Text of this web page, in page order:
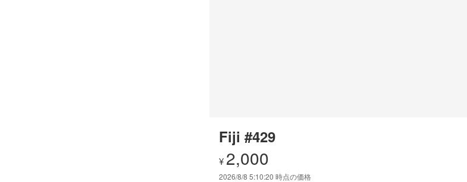
Fiji #429
¥ 2,000
2026/8/8 5:10:20 時点の価格